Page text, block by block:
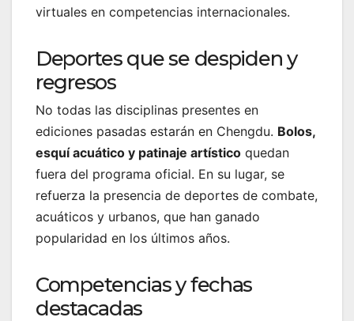
virtuales en competencias internacionales.
Deportes que se despiden y
regresos
No todas las disciplinas presentes en
ediciones pasadas estarán en Chengdu. Bolos,
esquí acuático y patinaje artístico quedan
fuera del programa oficial. En su lugar, se
refuerza la presencia de deportes de combate,
acuáticos y urbanos, que han ganado
popularidad en los últimos años.
Competencias y fechas
destacadas